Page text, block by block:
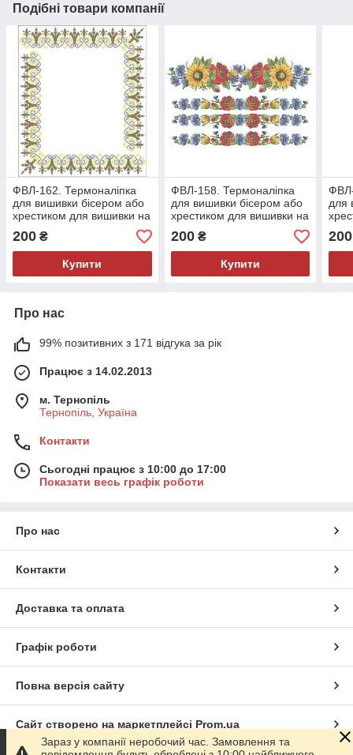
Подібні товари компанії
ФВЛ-162. Термоналіпка
для вишивки бісером або
хрестиком для вишивки на
футболках, сумках,
джинсах
200 ₴
Купити
ФВЛ-158. Термоналіпка
для вишивки бісером або
хрестиком для вишивки на
футболках, сумках,
джинсах
200₴
Купити
для
200
Про нас
99% позитивних з 171 відгука за рік
Працює з 14.02.2013
м. Тернопіль
Тернопіль, Україна
Контакти
Сьогодні працює з 10:00 до 17:00
Показати весь графік роботи
Про нас
Контакти
Доставка та оплата
Графік роботи
Повна версія сайту
Сайт створено на маркетплейсі Prom.ua
Зараз у компанії неробочий час. Замовлення та